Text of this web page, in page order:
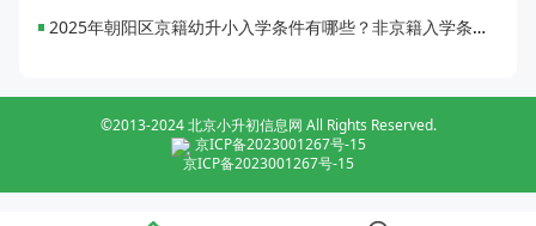
2025年朝阳区京籍幼升小入学条件有哪些？非京籍入学条件如何？
©2013-2024 北京小升初信息网 All Rights Reserved.
京ICP备2023001267号-15
京ICP备2023001267号-15